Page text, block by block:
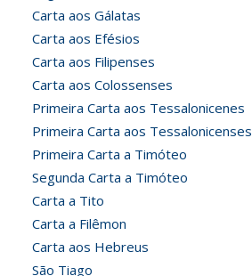
Carta aos Gálatas
Carta aos Efésios
Carta aos Filipenses
Carta aos Colossenses
Primeira Carta aos Tessalonicenes
Primeira Carta aos Tessalonicenses
Primeira Carta a Timóteo
Segunda Carta a Timóteo
Carta a Tito
Carta a Filêmon
Carta aos Hebreus
São Tiago